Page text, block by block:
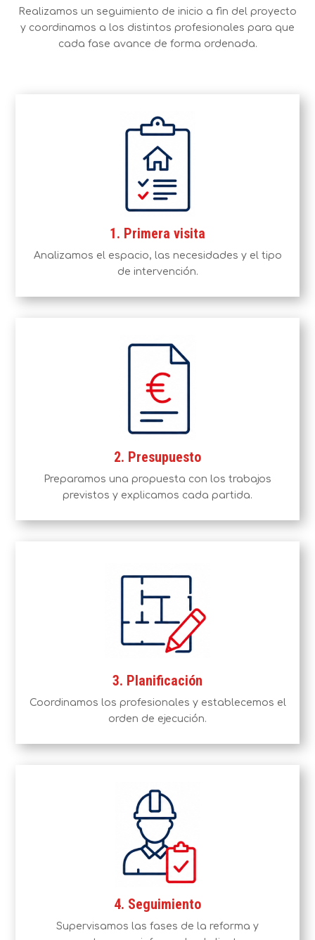
Realizamos un seguimiento de inicio a fin del proyecto
y coordinamos a los distintos profesionales para que
cada fase avance de forma ordenada.
1. Primera visita
Analizamos el espacio, las necesidades y el tipo
de intervención.
2. Presupuesto
Preparamos una propuesta con los trabajos
previstos y explicamos cada partida.
3. Planificación
Coordinamos los profesionales y establecemos el
orden de ejecución.
4. Seguimiento
Supervisamos las fases de la reforma y